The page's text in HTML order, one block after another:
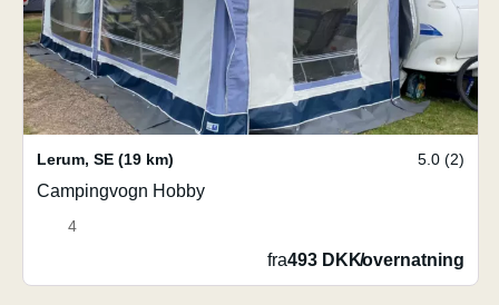
Lerum, SE (19 km) 5.0 (2)
Campingvogn Hobby
4
fra493 DKK/overnatning